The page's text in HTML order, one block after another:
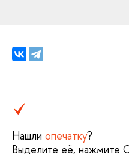
Нашли опечатку?
Выделите её, нажмите